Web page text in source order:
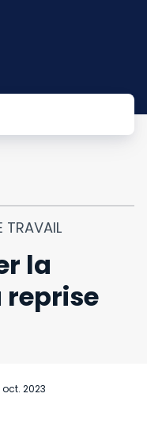
TRAVAIL
la
reprise
oct. 2023